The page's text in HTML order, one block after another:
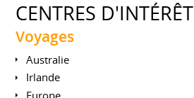
CENTRES D'INTÉRÊT
Voyages
Australie
Irlande
Europe